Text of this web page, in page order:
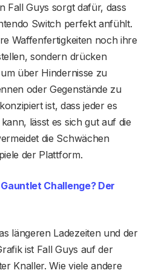
Fall Guys sorgt dafür, dass
Switch perfekt anfühlt.
Waffenfertigkeiten noch ihre
sondern drücken
über Hindernisse zu
oder Gegenstände zu
ist, dass jeder es
lässt es sich gut auf die
die Schwächen
der Plattform.
Challenge? Der
längeren Ladezeiten und der
ist Fall Guys auf der
Knaller. Wie viele andere